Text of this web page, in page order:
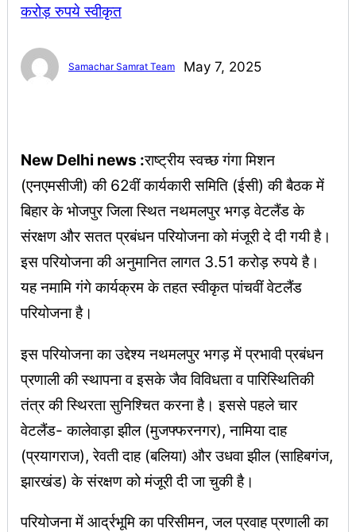
Samachar Samrat Team May 7, 2025
New Delhi news :राष्ट्रीय स्वच्छ गंगा मिशन
(एनएमसीजी) की 62वीं कार्यकारी समिति (ईसी) की बैठक में
बिहार के भोजपुर जिला स्थित नथमलपुर भगड़ वेटलैंड के
संरक्षण और सतत प्रबंधन परियोजना को मंजूरी दे दी गयी है।
इस परियोजना की अनुमानित लागत 3.51 करोड़ रुपये है।
यह नमामि गंगे कार्यक्रम के तहत स्वीकृत पांचवीं वेटलैंड
परियोजना है।
इस परियोजना का उद्देश्य नथमलपुर भगड़ में प्रभावी प्रबंधन
प्रणाली की स्थापना व इसके जैव विविधता व पारिस्थितिकी
तंत्र की स्थिरता सुनिश्चित करना है। इससे पहले चार
वेटलैंड- कालेवाड़ा झील (मुजफ्फरनगर), नामिया दाह
(प्रयागराज), रेवती दाह (बलिया) और उधवा झील (साहिबगंज,
झारखंड) के संरक्षण को मंजूरी दी जा चुकी है।
परियोजना में आर्द्रभूमि का परिसीमन, जल प्रवाह प्रणाली का